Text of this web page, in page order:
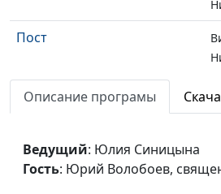
Пост
Молитва
Богопознание
Описание програмы
Ведущий: Юлия Синицына
Гость: Юрий Волобоев,